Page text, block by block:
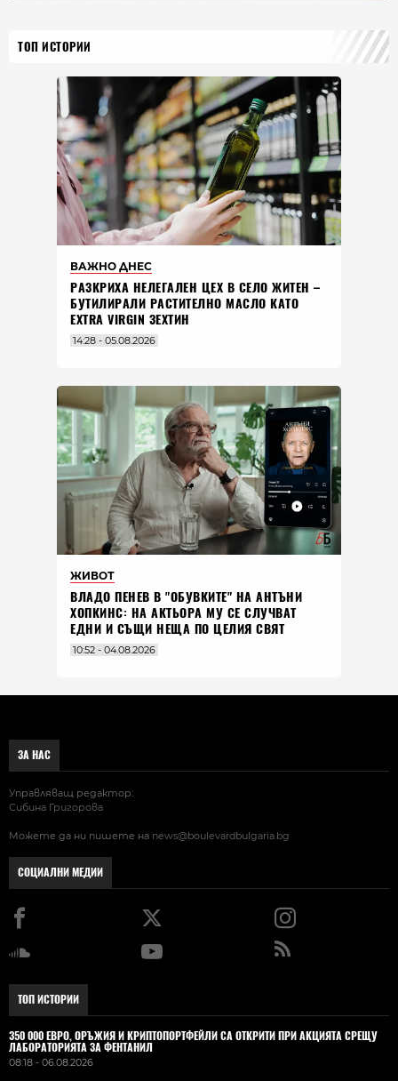
ТОП ИСТОРИИ
ВАЖНО ДНЕС
РАЗКРИХА НЕЛЕГАЛЕН ЦЕХ В СЕЛО ЖИТЕН –
БУТИЛИРАЛИ РАСТИТЕЛНО МАСЛО КАТО
EXTRA VIRGIN ЗЕХТИН
14:28 - 05.08.2026
ЖИВОТ
ВЛАДO ПЕНЕВ В "ОБУВКИТЕ" НА АНТЪНИ
ХОПКИНС: НА АКТЬОРА МУ СЕ СЛУЧВАТ
ЕДНИ И СЪЩИ НЕЩА ПО ЦЕЛИЯ СВЯТ
10:52 - 04.08.2026
ЗА НАС
Управляващ редактор:
Сибина Григорова
Можете да ни пишете на news@boulevardbulgaria.bg
СОЦИАЛНИ МЕДИИ
ТОП ИСТОРИИ
350 000 ЕВРО, ОРЪЖИЯ И КРИПТОПОРТФЕЙЛИ СА ОТКРИТИ ПРИ АКЦИЯТА СРЕЩУ
ЛАБОРАТОРИЯТА ЗА ФЕНТАНИЛ
08:18 - 06.08.2026